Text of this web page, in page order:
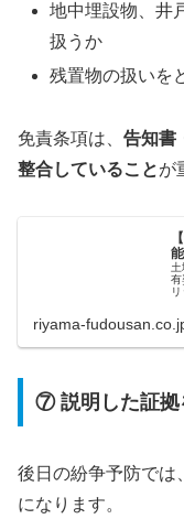
地中埋設物、井
扱うか
残置物の扱いを
免責条項は、 告知書
整合していることが
土
有
riyama-
⑦ 説明した証拠
後日の紛争予防では
になります。